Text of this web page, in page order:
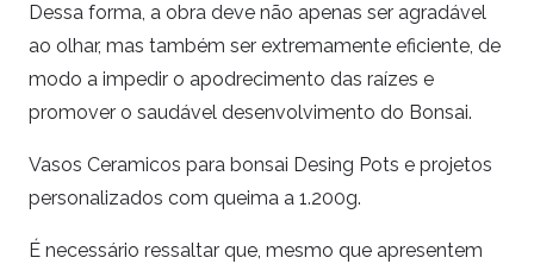
Dessa forma, a obra deve não apenas ser agradável
ao olhar, mas também ser extremamente eficiente, de
modo a impedir o apodrecimento das raízes e
promover o saudável desenvolvimento do Bonsai.
Vasos Ceramicos para bonsai Desing Pots e projetos
personalizados com queima a 1.200g.
É necessário ressaltar que, mesmo que apresentem